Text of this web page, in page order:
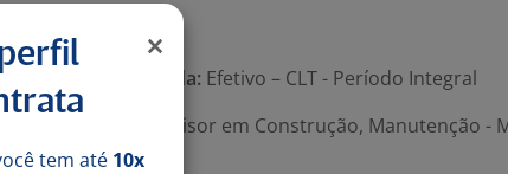
de contrato e Jornada: Efetivo – CLT - Período Integral
Supervisor em Construção, Manutenção -
tem até 10x